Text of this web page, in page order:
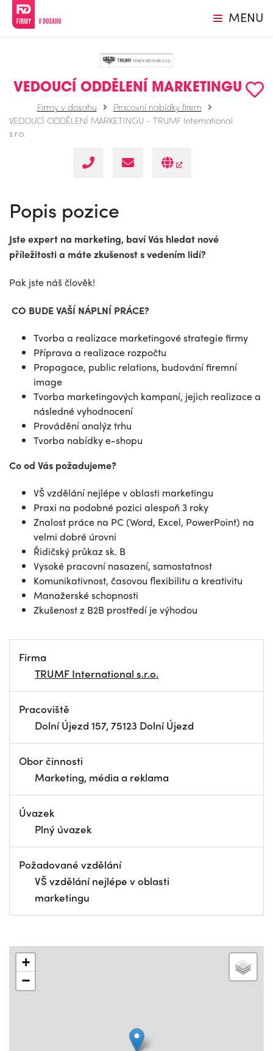
MENU
VEDOUCÍ ODDĚLENÍ MARKETINGU
Firmy v dosahu
Pracovní nabídky firem
VEDOUCÍ ODDĚLENÍ MARKETINGU - TRUMF International
s.r.o.
Popis pozice
Jste expert na marketing, baví Vás hledat nové
příležitosti a máte zkušenosts vedením lidí?
Pak jste náš člověk!
CO BUDE VAŠÍ NÁPLNÍ PRÁCE?
Tvorba a realizace marketingové strategie firmy
Příprava a realizace rozpočtu
Propagace, public relations, budování firemní
image
Tvorba marketingových kampaní, jejich realizace a
následné vyhodnocení
Provádění analýz trhu
Tvorba nabídky e-shopu
Co od Vás požadujeme?
VŠ vzdělání nejlépe v oblasti marketingu
Praxi na podobné pozici alespoň 3 roky
Znalost práce na PC (Word, Excel, PowerPoint) na
velmi dobré úrovni
Řidičský průkaz sk. B
Vysoké pracovní nasazení, samostatnost
Komunikativnost, časovou flexibilitu a kreativitu
Manažerské schopnosti
Zkušenost z B2B prostředí je výhodou
Firma
TRUMF International s.r.o.
Pracoviště
Dolní Újezd 157, 75123 Dolní Újezd
Obor činnosti
Marketing, média a reklama
Úvazek
Plný úvazek
Požadované vzdělání
VŠ vzdělání nejlépe v oblasti
marketingu
+
−